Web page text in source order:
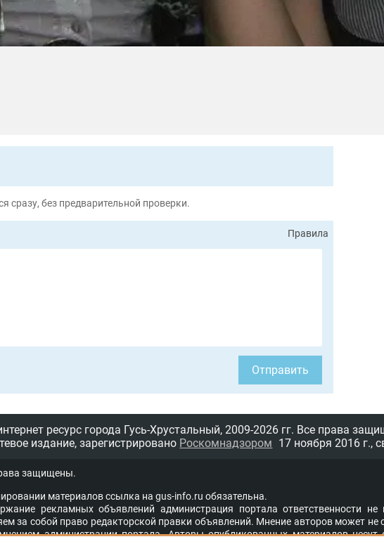
сразу, без предварительной проверки.
Правила
Отправить
ресурс города Гусь-Хрустальный, 2009-2026 гг. Все права
издание, зарегистрировано Роскомнадзором 17 ноября 2016 г.,
защищены.
материалов ссыл­ка на gus-info.ru обя­за­тель­на.
рекламных объявлений администра­ция пор­та­ла от­вет­ствен­но­сти не
за со­бой пра­во ре­дак­тор­ской прав­ки объ­яв­ле­ний. Мне­ние ав­то­ров мо­жет не
адми­ни­стра­ции пор­та­ла. Ав­то­ры опуб­ли­ко­ван­ных ма­те­ри­а­лов несут